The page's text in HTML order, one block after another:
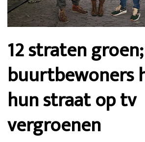
12 straten groen;
buurtbewoners
hun straat op tv
vergroenen